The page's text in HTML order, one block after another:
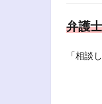
弁護
「相談